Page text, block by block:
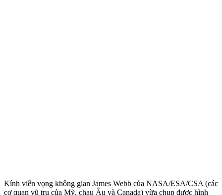
Kính viễn vọng không gian James Webb của NASA/ESA/CSA (các
cơ quan vũ trụ của Mỹ, chau Âu và Canada) vừa chụp được hình